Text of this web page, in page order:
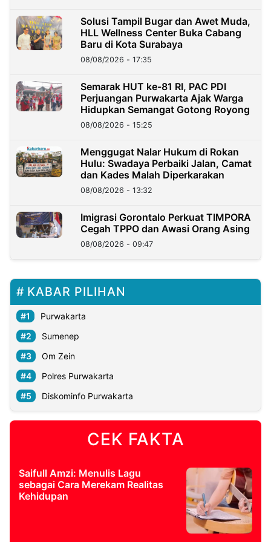
Solusi Tampil Bugar dan Awet Muda,
HLL Wellness Center Buka Cabang
Baru di Kota Surabaya
08/08/2026 - 17:35
Semarak HUT ke-81 RI, PAC PDI
Perjuangan Purwakarta Ajak Warga
Hidupkan Semangat Gotong Royong
08/08/2026 - 15:25
Menggugat Nalar Hukum di Rokan
Hulu: Swadaya Perbaiki Jalan, Camat
dan Kades Malah Diperkarakan
08/08/2026 - 13:32
Imigrasi Gorontalo Perkuat TIMPORA
Cegah TPPO dan Awasi Orang Asing
08/08/2026 - 09:47
KABAR PILIHAN
Purwakarta
Sumenep
Om Zein
Polres Purwakarta
Diskominfo Purwakarta
CEK FAKTA
Saifull Amzi: Menulis Lagu
sebagai Cara Merekam Realitas
Kehidupan